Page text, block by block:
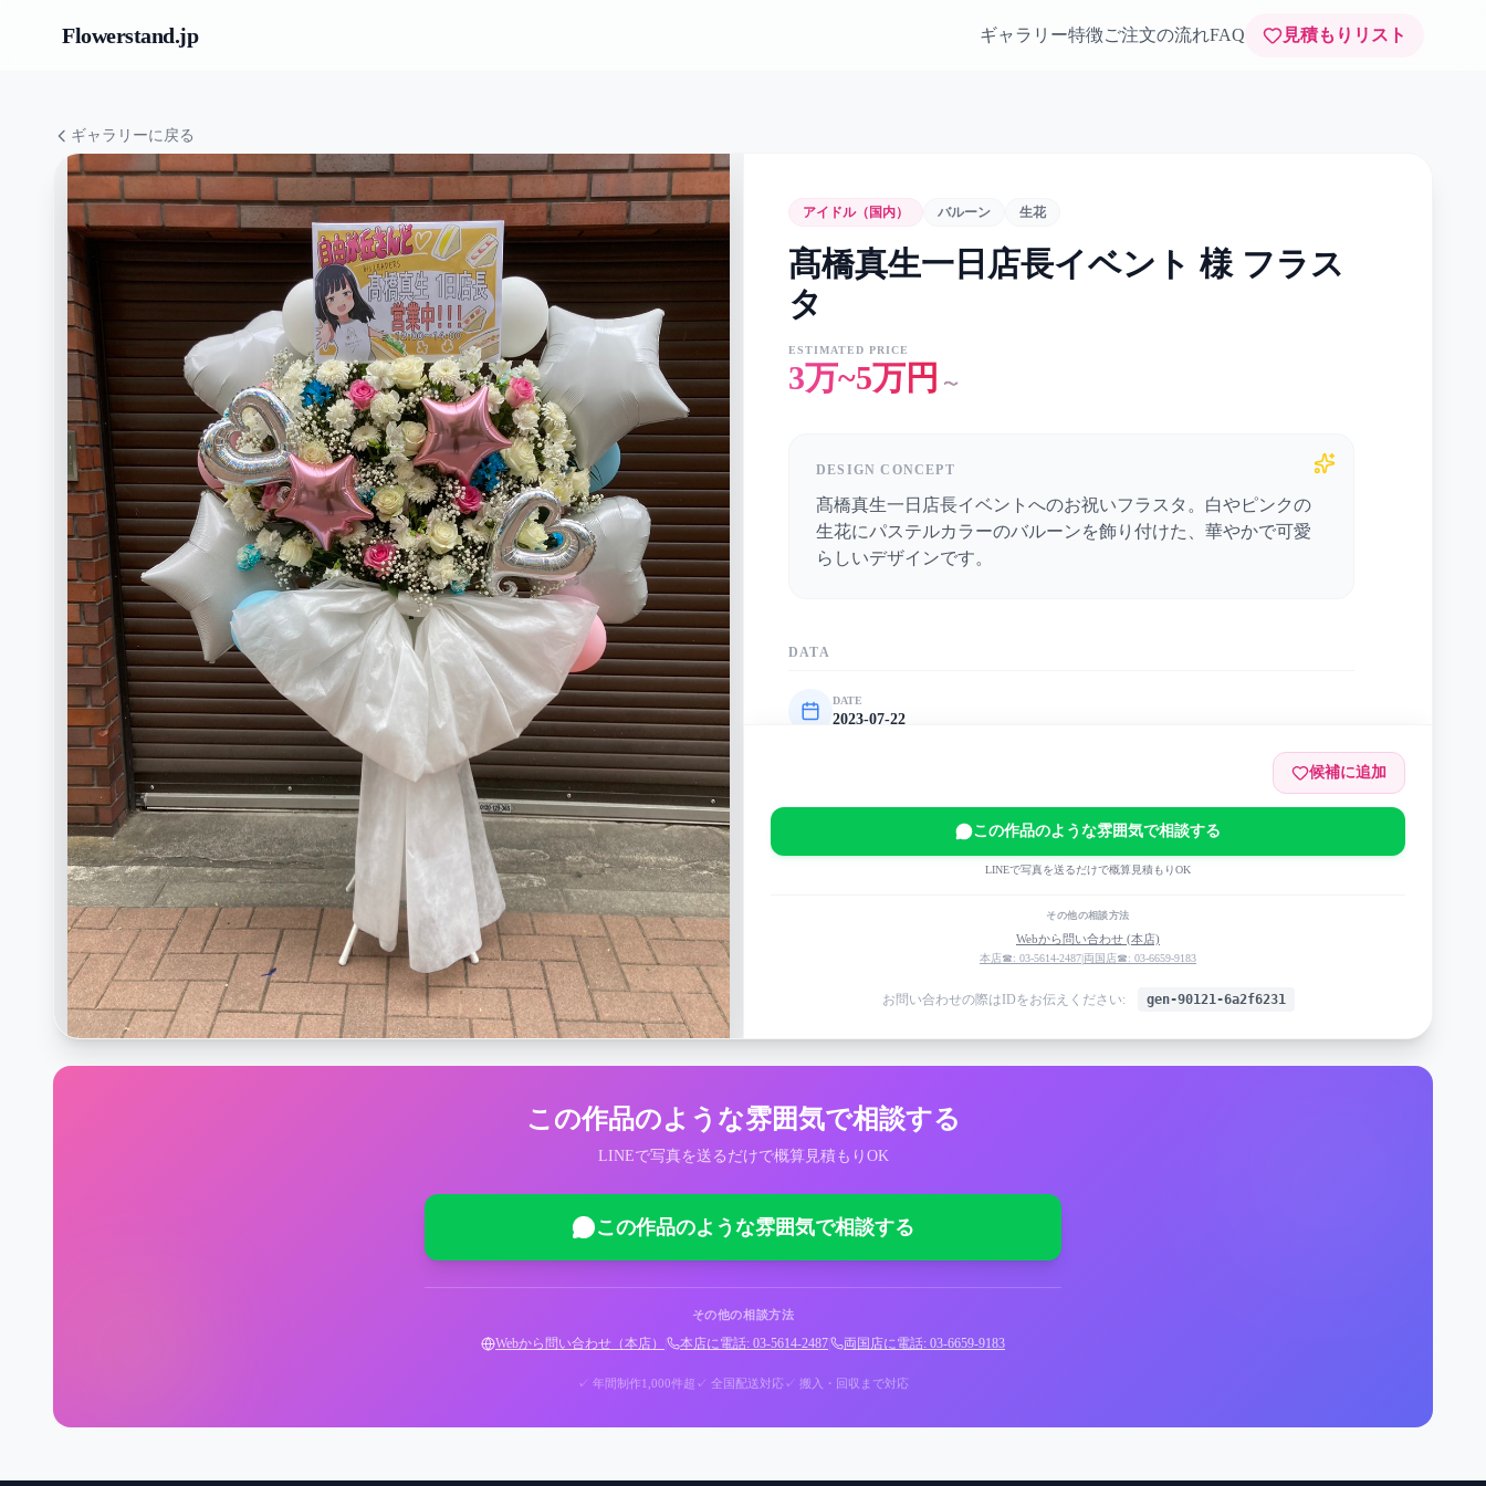
Flowerstand.jp ギャラリー特徴ご注文の流れFAQ 見積もりリスト
ギャラリーに戻る
アイドル（国内） バルーン 生花
髙橋真生一日店長イベント 様 フラス
タ
ESTIMATED PRICE
3万~5万円 〜
DESIGN CONCEPT
髙橋真生一日店長イベントへのお祝いフラスタ。白やピンクの
生花にパステルカラーのバルーンを飾り付けた、華やかで可愛
らしいデザインです。
DATA
DATE
2023-07-22
髙橋真生一日店長イベント
候補に追加
この作品のような雰囲気で相談する
LINEで写真を送るだけで概算見積もりOK
その他の相談方法
Webから問い合わせ (本店)
本店☎: 03-5614-2487|両国店☎: 03-6659-9183
お問い合わせの際はIDをお伝えください: gen-90121-6a2f6231
この作品のような雰囲気で相談する
LINEで写真を送るだけで概算見積もりOK
この作品のような雰囲気で相談する
その他の相談方法
Webから問い合わせ（本店） 本店に電話: 03-5614-2487 両国店に電話: 03-6659-9183
✓ 年間制作1,000件超 ✓ 全国配送対応✓ 搬入・回収まで対応